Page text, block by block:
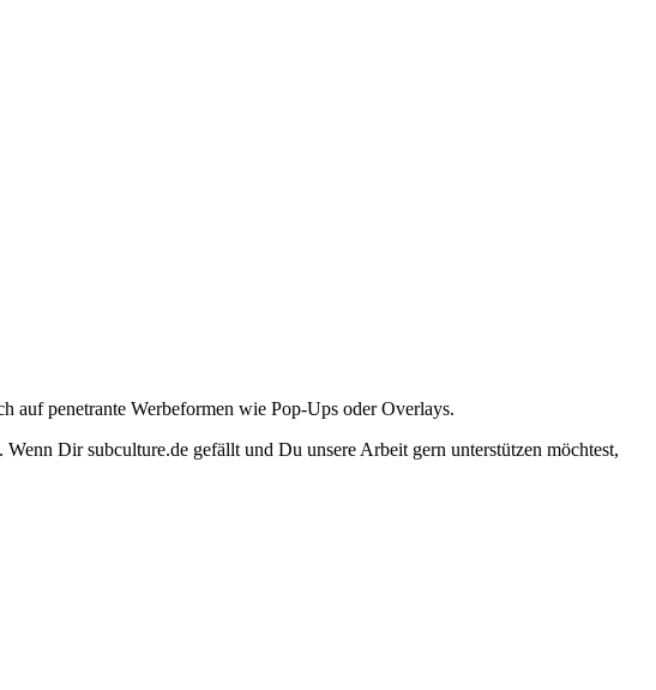
auf penetrante Werbeformen wie Pop-Ups oder Overlays.
Dir subculture.de gefällt und Du unsere Arbeit gern unterstützen möchtest,